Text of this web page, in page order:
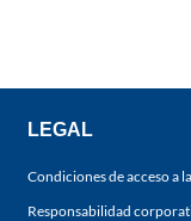
LEGAL
Condiciones de acceso a
Responsabilidad